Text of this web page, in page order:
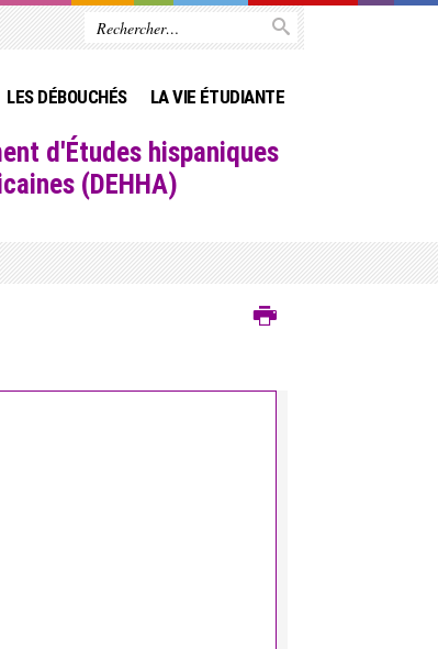
LES DÉBOUCHÉS LA VIE ÉTUDIANTE
d'Études hispaniques
(DEHHA)